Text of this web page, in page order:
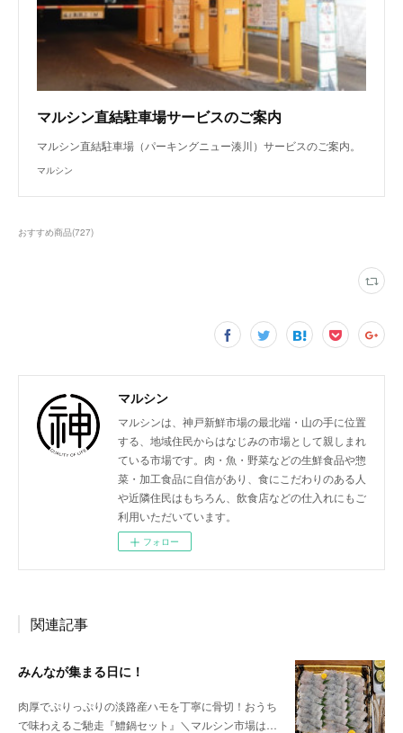
マルシン直結駐車場サービスのご案内
マルシン直結駐車場（パーキングニュー湊川）サービスのご案内。
マルシン
おすすめ商品(727)
マルシン
マルシンは、神戸新鮮市場の最北端・山の手に位置
する、地域住民からはなじみの市場として親しまれ
ている市場です。肉・魚・野菜などの生鮮食品や惣
菜・加工食品に自信があり、食にこだわりのある人
や近隣住民はもちろん、飲食店などの仕入れにもご
利用いただいています。
フォロー
関連記事
みんなが集まる日に！
肉厚でぷりっぷりの淡路産ハモを丁寧に骨切！おうち
で味わえるご馳走『鱧鍋セット』＼マルシン市場は…